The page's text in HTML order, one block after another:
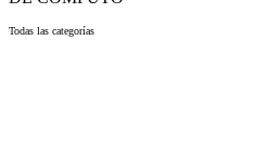
Todas las categorías